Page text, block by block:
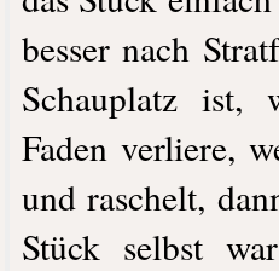
besser nach
Schauplatz ist,
Faden verliere,
und raschelt,
Stück selbst